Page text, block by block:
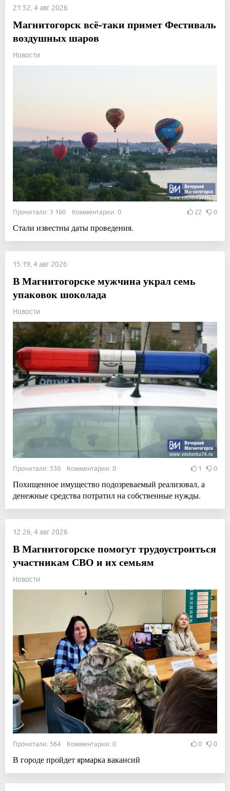
21:52, 4 авг 2026
Магнитогорск всё-таки примет Фестиваль
воздушных шаров
Новости
Прочитали: 3 160 Комментарии: 0 22 0
Стали известны даты проведения.
15:19, 4 авг 2026
В Магнитогорске мужчина украл семь
упаковок шоколада
Новости
Прочитали: 530 Комментарии: 0 1 0
Похищенное имущество подозреваемый реализовал, а
денежные средства потратил на собственные нужды.
12:26, 4 авг 2026
В Магнитогорске помогут трудоустроиться
участникам СВО и их семьям
Новости
Прочитали: 564 Комментарии: 0 0 0
В городе пройдет ярмарка вакансий